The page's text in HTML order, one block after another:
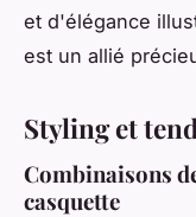
et d'élégance
est un allié
Styling et
Combinaisons
casquette